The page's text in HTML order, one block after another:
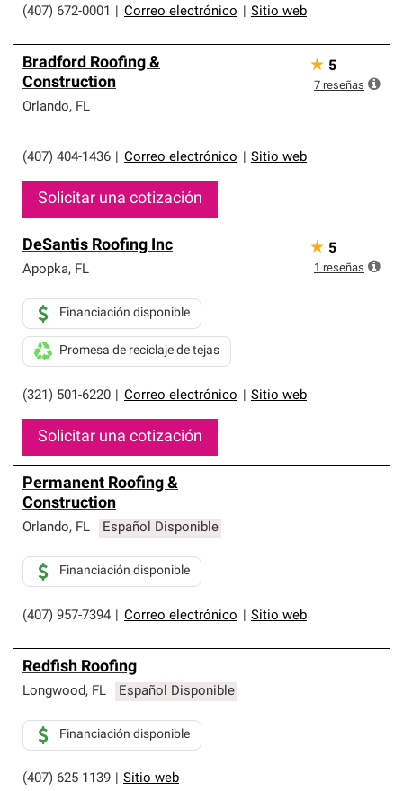
(407) 672-0001
Correo electrónico Sitio web
Bradford Roofing &
Construction
Orlando, FL
(407) 404-1436 Correo electrónico Sitio web
Solicitar una cotización
★ 5
7 reseñas
DeSantis Roofing Inc
Apopka, FL
(321) 501-6220 Correo electrónico Sitio web
Financiación disponible
Promesa de reciclaje de tejas
Solicitar una cotización
★ 5
1 reseñas
Permanent Roofing &
Construction
Orlando, FL Español Disponible
(407) 957-7394 Correo electrónico Sitio web
Financiación disponible
Redfish Roofing
Longwood, FL Español Disponible
(407) 625-1139 Sitio web
Financiación disponible